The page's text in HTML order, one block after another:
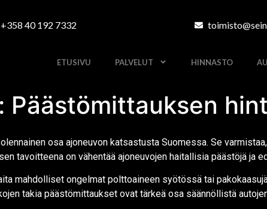
+358 40 192 7332
ETUSIVU PALVELUT HINNASTO
Päästömittauksen
osa ajoneuvon katsastusta Suomessa. Se
tavoitteena on vähentää ajoneuvojen haitallisia päästöjä ja
mahdolliset ongelmat polttoaineen syötössä tai
takia päästömittaukset ovat tärkeä osa säännöllistä